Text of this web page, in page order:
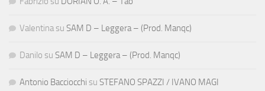
Valentina su SAM D – Leggera – (Prod. Manqc)
Danilo su SAM D – Leggera – (Prod. Manqc)
Antonio Bacciocchi su STEFANO SPAZZI / IVANO MAGI